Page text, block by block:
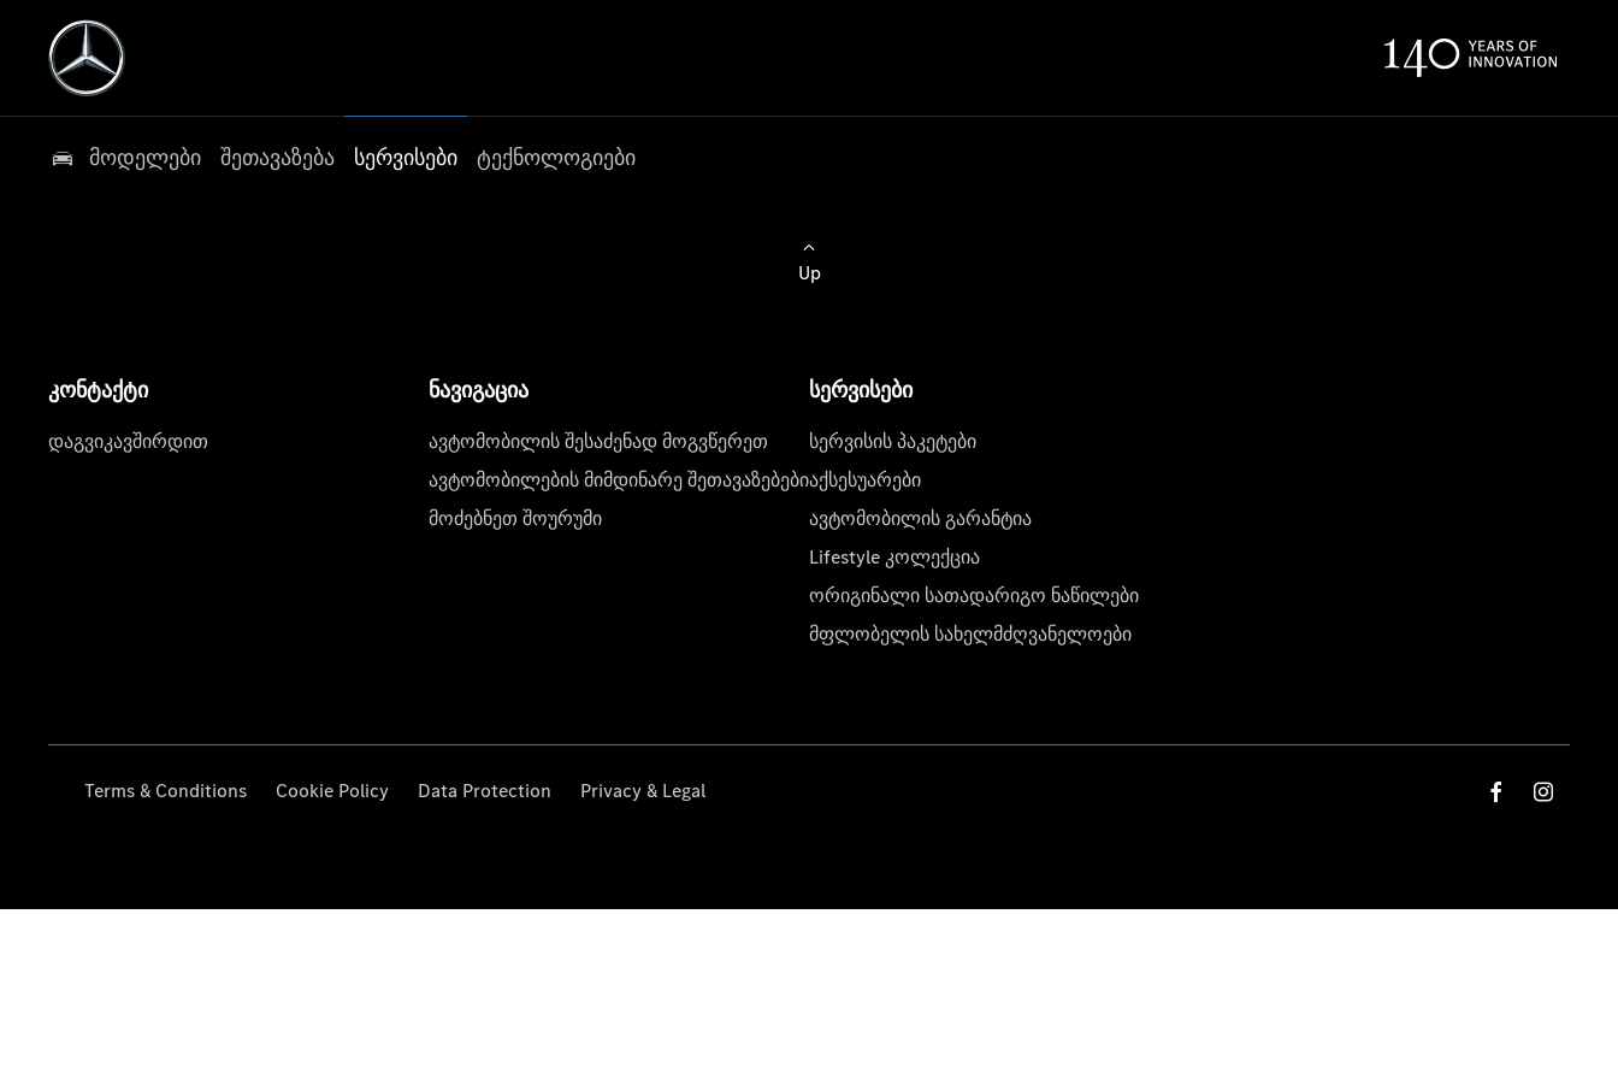
მოდელები შეთავაზება სერვისები ტექნოლოგიები
Up
კონტაქტი
დაგვიკავშირდით
ნავიგაცია
ავტომობილის შესაძენად მოგვწერეთ
ავტომობილების მიმდინარე შეთავაზებები
მოძებნეთ შოურუმი
სერვისები
სერვისის პაკეტები
აქსესუარები
ავტომობილის გარანტია
Lifestyle კოლექცია
ორიგინალი სათადარიგო ნაწილები
მფლობელის სახელმძღვანელოები
Terms & Conditions Cookie Policy Data Protection Privacy & Legal